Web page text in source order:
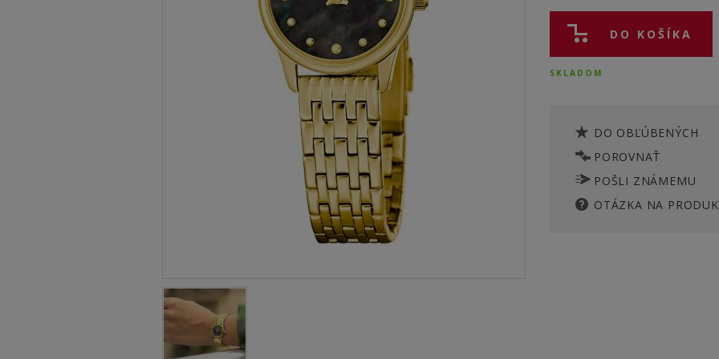
DO KOŠÍKA
SKLADOM
DO OBĽÚBENÝCH
POROVNAŤ
POŠLI ZNÁMEMU
OTÁZKA NA